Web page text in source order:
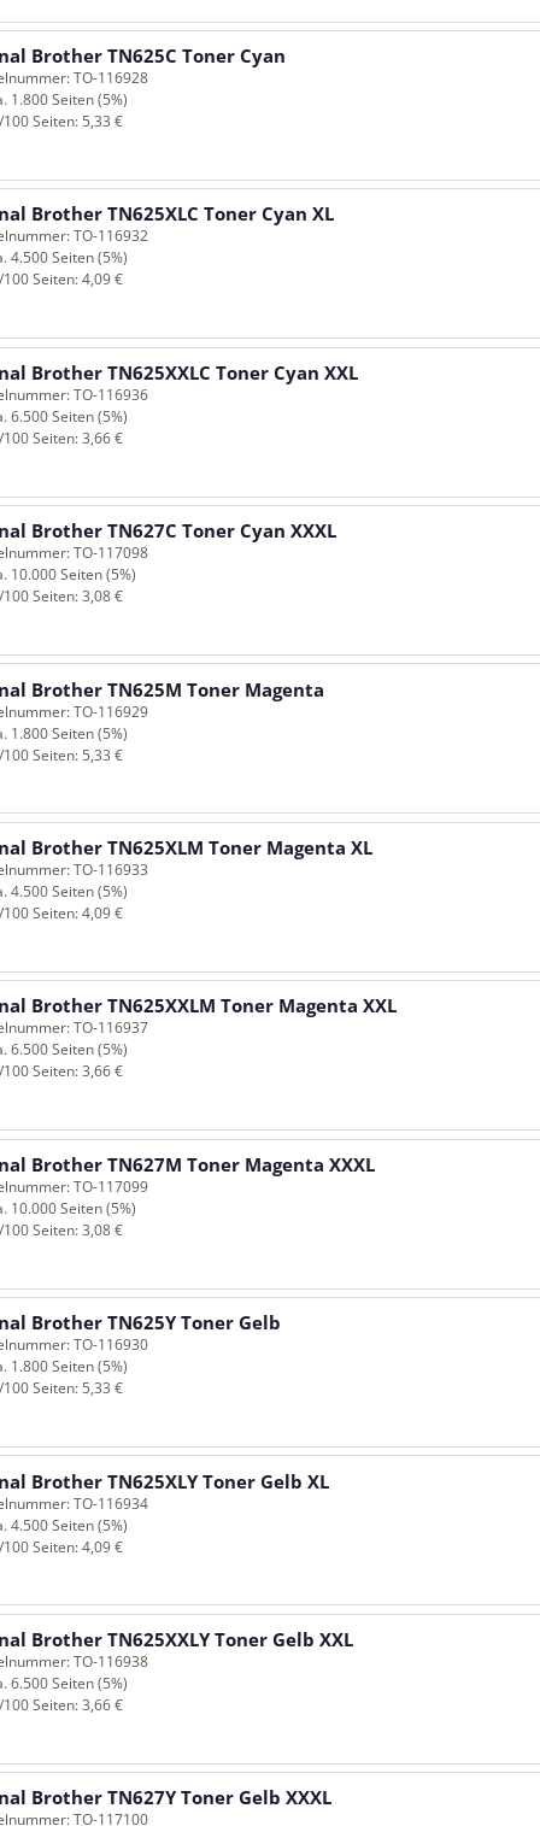
Brother TN625C Toner Cyan
TO-116928
1.800 Seiten (5%)
Seiten: 5,33 €
Brother TN625XLC Toner Cyan XL
TO-116932
4.500 Seiten (5%)
Seiten: 4,09 €
Brother TN625XXLC Toner Cyan XXL
TO-116936
6.500 Seiten (5%)
Seiten: 3,66 €
Brother TN627C Toner Cyan XXXL
TO-117098
10.000 Seiten (5%)
Seiten: 3,08 €
Brother TN625M Toner Magenta
TO-116929
1.800 Seiten (5%)
Seiten: 5,33 €
Brother TN625XLM Toner Magenta XL
TO-116933
4.500 Seiten (5%)
Seiten: 4,09 €
Brother TN625XXLM Toner Magenta XXL
TO-116937
6.500 Seiten (5%)
Seiten: 3,66 €
Brother TN627M Toner Magenta XXXL
TO-117099
10.000 Seiten (5%)
Seiten: 3,08 €
Brother TN625Y Toner Gelb
TO-116930
1.800 Seiten (5%)
Seiten: 5,33 €
Brother TN625XLY Toner Gelb XL
TO-116934
4.500 Seiten (5%)
Seiten: 4,09 €
Brother TN625XXLY Toner Gelb XXL
TO-116938
6.500 Seiten (5%)
Seiten: 3,66 €
Brother TN627Y Toner Gelb XXXL
TO-117100